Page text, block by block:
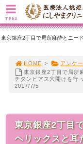
東京銀座2丁目で局所麻酔とニー
HOME > アンケ
東京銀座2丁目で局所
チタンピアス穴開けを
2017/7/5
東京銀座2丁目
ヘリックスと耳
MENU